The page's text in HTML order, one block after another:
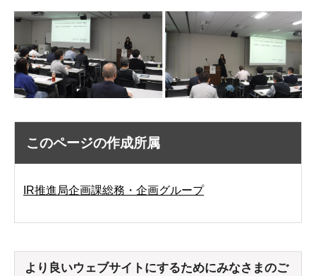
このページの作成所属
IR推進局企画課総務・企画グループ
より良いウェブサイトにするためにみなさまのご